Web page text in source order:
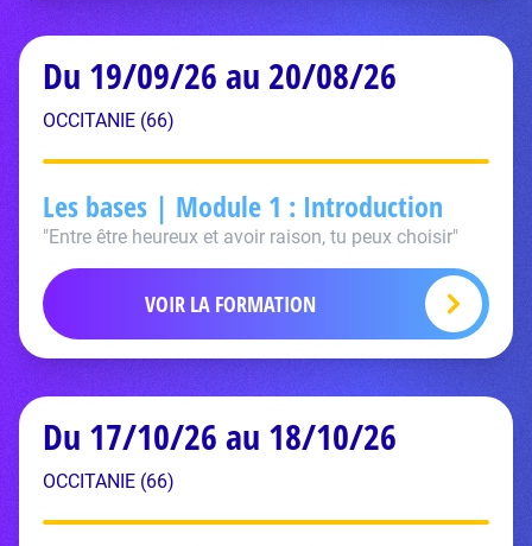
Du 19/09/26 au 20/08/26
OCCITANIE (66)
Les bases | Module 1 : Introduction
"Entre être heureux et avoir raison, tu peux choisir"
VOIR LA FORMATION
Du 17/10/26 au 18/10/26
OCCITANIE (66)